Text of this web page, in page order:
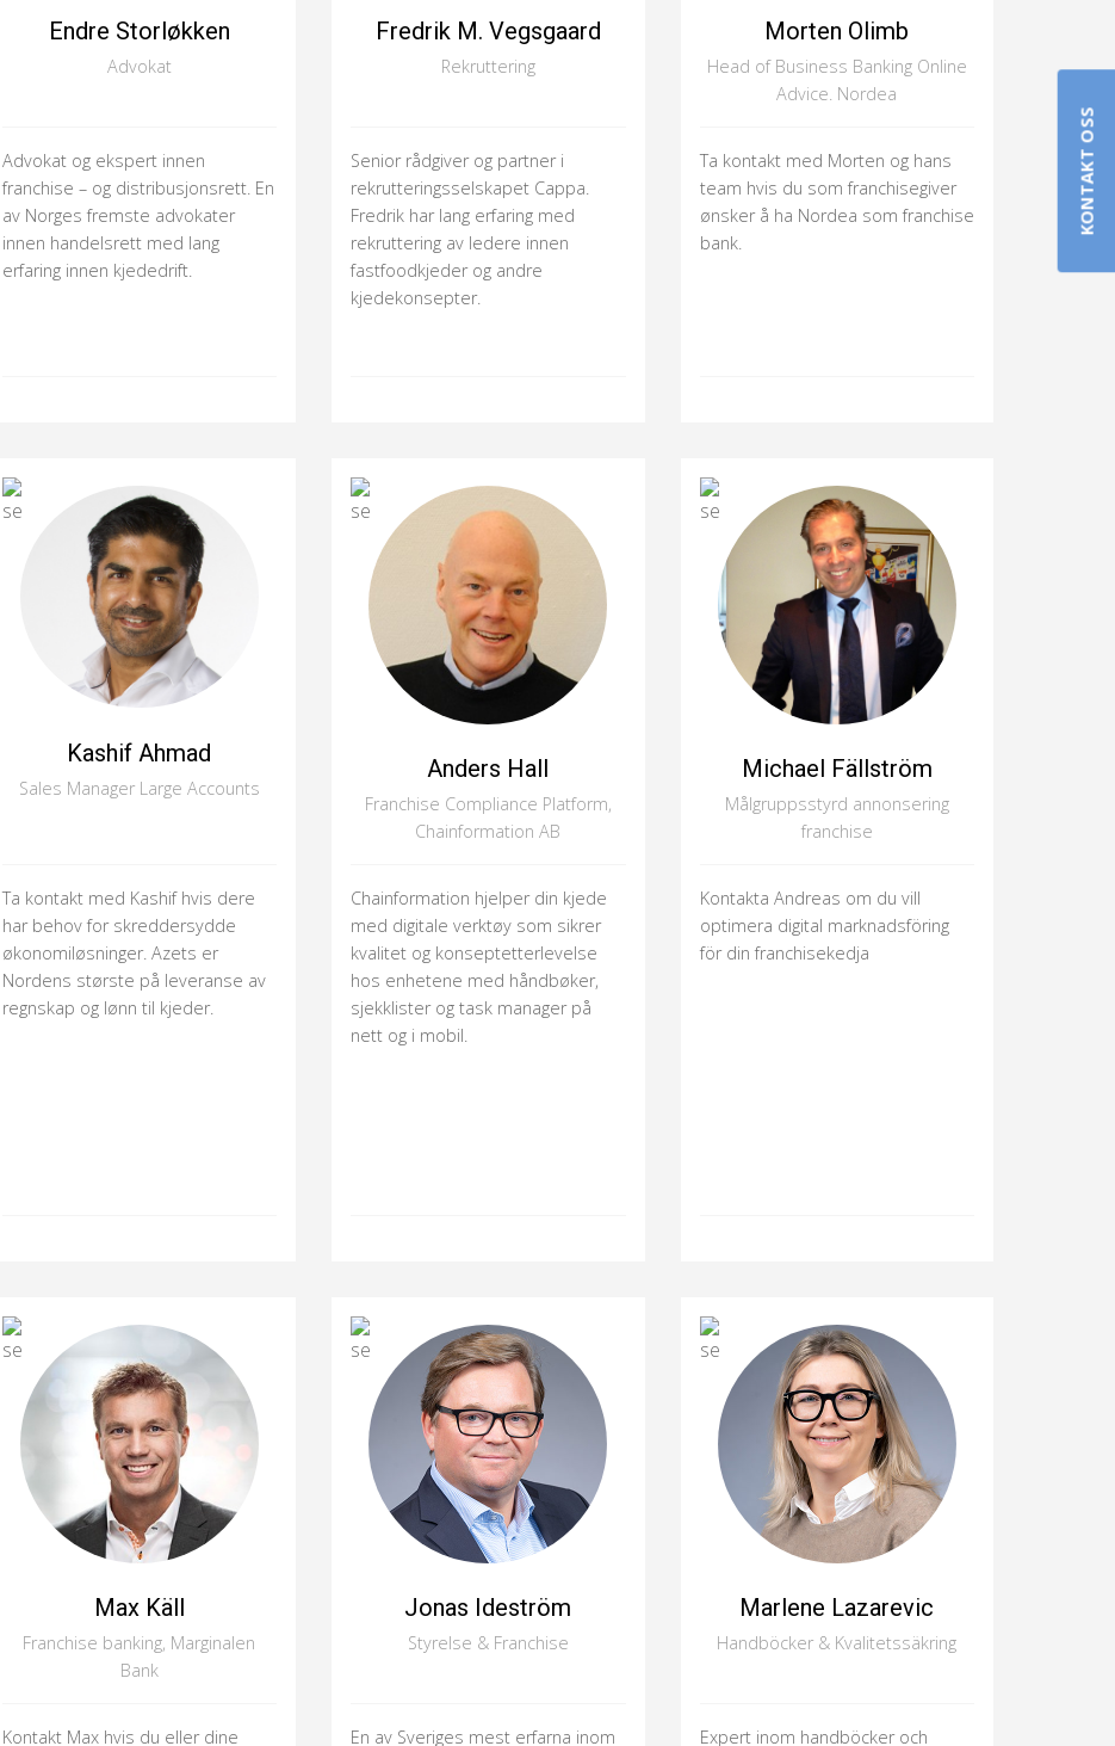
Endre Storløkken
Advokat
Advokat og ekspert innen
franchise – og distribusjonsrett. En
av Norges fremste advokater
innen handelsrett med lang
erfaring innen kjededrift.
Fredrik M. Vegsgaard
Rekruttering
Senior rådgiver og partner i
rekrutteringsselskapet Cappa.
Fredrik har lang erfaring med
rekruttering av ledere innen
fastfoodkjeder og andre
kjedekonsepter.
Morten Olimb
Head of Business Banking Online
Advice. Nordea
Ta kontakt med Morten og hans
team hvis du som franchisegiver
ønsker å ha Nordea som franchise
bank.
Kashif Ahmad
Sales Manager Large Accounts
Ta kontakt med Kashif hvis dere
har behov for skreddersydde
økonomiløsninger. Azets er
Nordens største på leveranse av
regnskap og lønn til kjeder.
Anders Hall
Franchise Compliance Platform,
Chainformation AB
Chainformation hjelper din kjede
med digitale verktøy som sikrer
kvalitet og konseptetterlevelse
hos enhetene med håndbøker,
sjekklister og task manager på
nett og i mobil.
Michael Fällström
Målgruppsstyrd annonsering
franchise
Kontakta Andreas om du vill
optimera digital marknadsföring
för din franchisekedja
Max Käll
Franchise banking, Marginalen
Bank
Kontakt Max hvis du eller dine
Jonas Ideström
Styrelse & Franchise
En av Sveriges mest erfarna inom
Marlene Lazarevic
Handböcker & Kvalitetssäkring
Expert inom handböcker och
KONTAKT OSS